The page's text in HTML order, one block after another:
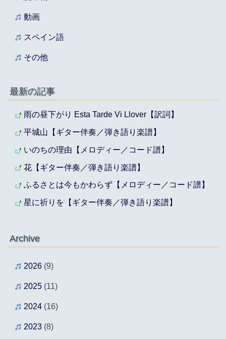
動画
スペイン語
その他
最新の記事
雨の昼下がり Esta Tarde Vi Llover【訳詞】
平城山【ギター伴奏／弾き語り楽譜】
いのちの理由【メロディー／コード譜】
花【ギター伴奏／弾き語り楽譜】
ふるさとは今もかわらず【メロディー／コード譜】
星に祈りを【ギター伴奏／弾き語り楽譜】
Archive
2026 (9)
2025 (11)
2024 (16)
2023 (8)